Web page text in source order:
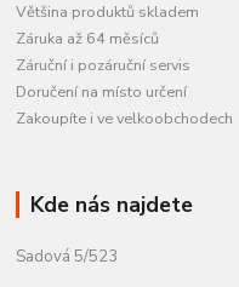
Většina produktů skladem
Záruka až 64 měsíců
Záruční i pozáruční servis
Doručení na místo určení
Zakoupíte i ve velkoobchodech
Kde nás najdete
Sadová 5/523